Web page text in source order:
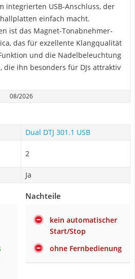
integrierten USB-Anschluss, der
einfach macht.
ist das Magnet-Tonabnehmer-
das für exzellente Klangqualität
und die Nadelbeleuchtung
die ihn besonders für DJs attraktiv
08/2026
Dual DTJ 301.1 USB
2
Ja
Nachteile
kein automatischer
Start/Stop
ohne Fernbedienung